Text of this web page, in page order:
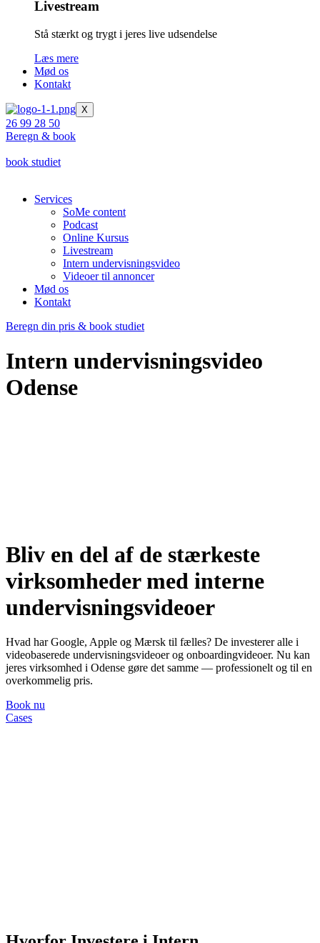
Livestream
Stå stærkt og trygt i jeres live udsendelse
Læs mere
Mød os
Kontakt
X
26 99 28 50
Beregn & book
book studiet
Services
SoMe content
Podcast
Online Kursus
Livestream
Intern undervisningsvideo
Videoer til annoncer
Mød os
Kontakt
Beregn din pris & book studiet
Intern undervisningsvideo
Odense
Bliv en del af de stærkeste
virksomheder med interne
undervisningsvideoer
Hvad har Google, Apple og Mærsk til fælles? De investerer alle i
videobaserede undervisningsvideoer og onboardingvideoer. Nu kan
jeres virksomhed i Odense gøre det samme — professionelt og til en
overkommelig pris.
Book nu
Cases